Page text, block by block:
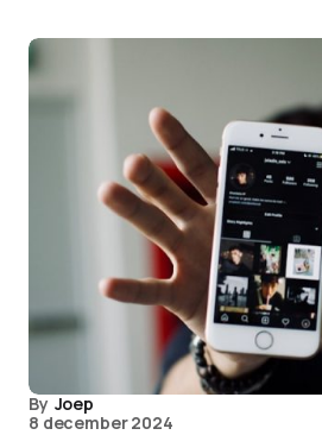
By Joep
8 december 2024